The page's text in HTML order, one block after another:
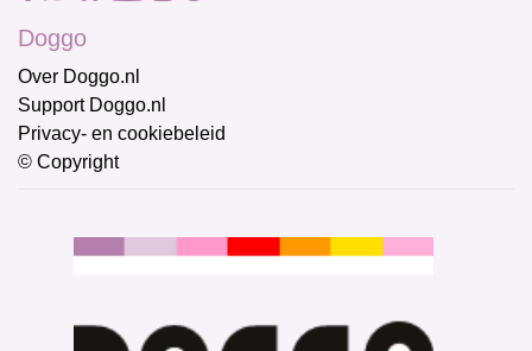
Doggo
Over Doggo.nl
Support Doggo.nl
Privacy- en cookiebeleid
© Copyright